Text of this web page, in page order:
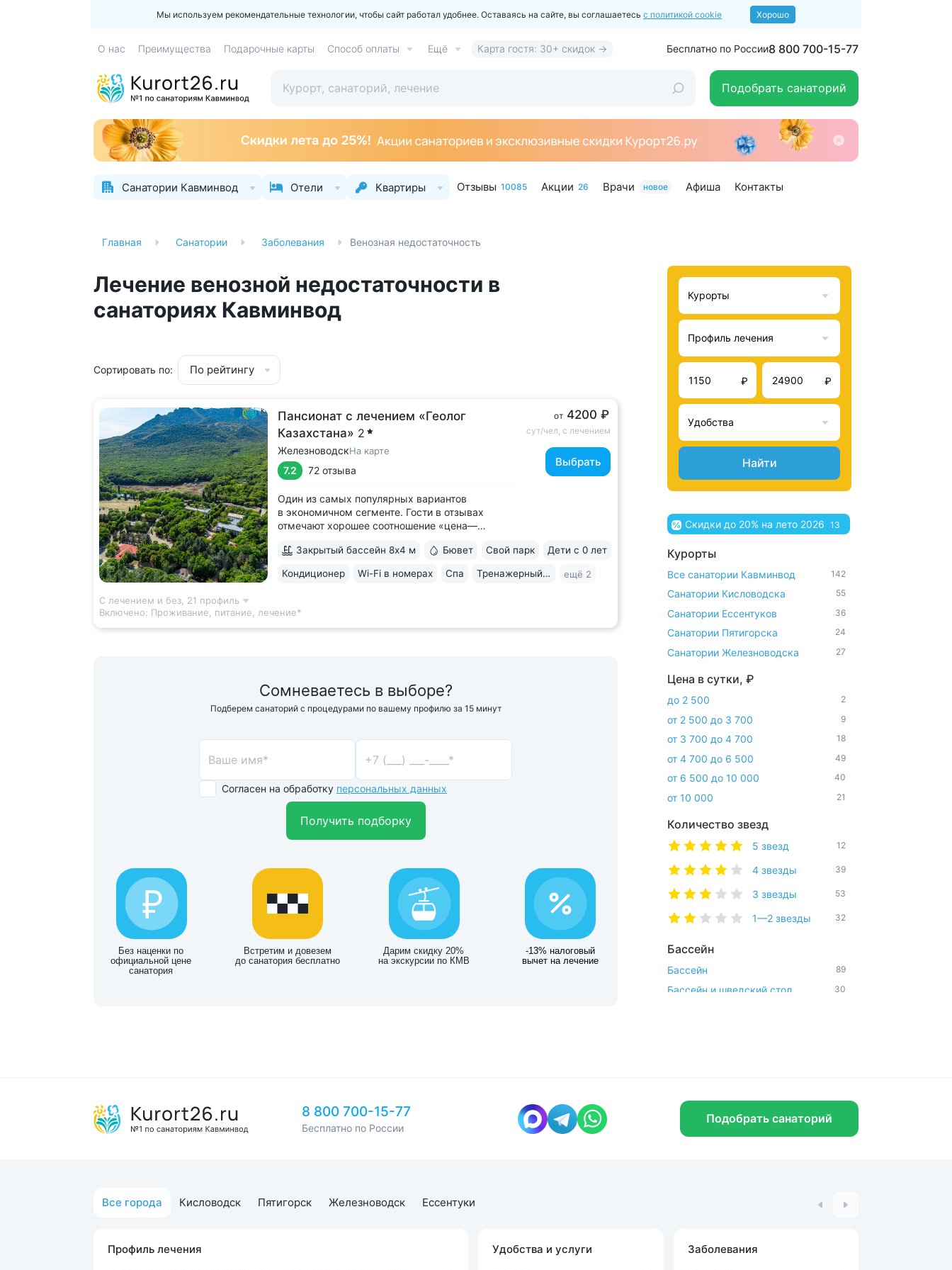
Мы используем рекомендательные технологии, чтобы сайт работал удобнее. Оставаясь на сайте, вы соглашаетесь с политикой cookie Хорошо
О нас Преимущества Подарочные карты Способ оплаты Ещё Карта гостя: 30+ скидок → Бесплатно по России8 800 700-15-77
Подобрать санаторий
Санатории Кавминвод Отели Квартиры Отзывы 10085 Акции 26 Врачи новое Афиша Контакты
Главная Санатории Заболевания Венозная недостаточность
Лечение венозной недостаточности в
санаториях Кавминвод
Сортировать по: По рейтингу
Пансионат с лечением «Геолог
Казахстана» 2
ЖелезноводскНа карте
7.2 72 отзыва
Один из самых популярных вариантов
в экономичном сегменте. Гости в отзывах
отмечают хорошее соотношение «цена—
леса, у подножия горы Бештау. Тишина и покой.
деревьями, беседками, чистым воздухом,
от 4200 ₽
сут/чел, с лечением
Выбрать
Закрытый бассейн 8х4 м Бювет Свой парк Дети с 0 лет
Кондиционер Wi-Fi в номерах Спа Тренажерный зал ещё 2
С лечением и без, 21 профиль
Включено: Проживание, питание, лечение*
Сомневаетесь в выборе?
Подберем санаторий с процедурами по вашему профилю за 15 минут
Согласен на обработку персональных данных
Получить подборку
Без наценки по
официальной цене
санатория
Встретим и довезем
до санатория бесплатно
Дарим скидку 20%
на экскурсии по КМВ
-13% налоговый
вычет на лечение
Курорты
Профиль лечения
₽ ₽
Удобства
Найти
Скидки до 20% на лето 2026 13
Курорты
Все санатории Кавминвод 142
Санатории Кисловодска 55
Санатории Ессентуков 36
Санатории Пятигорска 24
Санатории Железноводска 27
Цена в сутки, ₽
до 2 500 2
от 2 500 до 3 700 9
от 3 700 до 4 700 18
от 4 700 до 6 500 49
от 6 500 до 10 000 40
от 10 000 21
Количество звезд
5 звезд 12
4 звезды 39
3 звезды 53
1—2 звезды 32
Бассейн
Бассейн 89
Бассейн и шведский стол 30
Шведский стол
Спа-услуги
Доступная среда
8 800 700-15-77
Бесплатно по России
Подобрать санаторий
Все города Кисловодск Пятигорск Железноводск Ессентуки
Профиль лечения Удобства и услуги Заболевания